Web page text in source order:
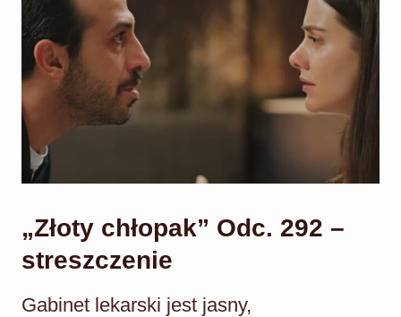
„Złoty chłopak” Odc. 292 –
streszczenie
Gabinet lekarski jest jasny,